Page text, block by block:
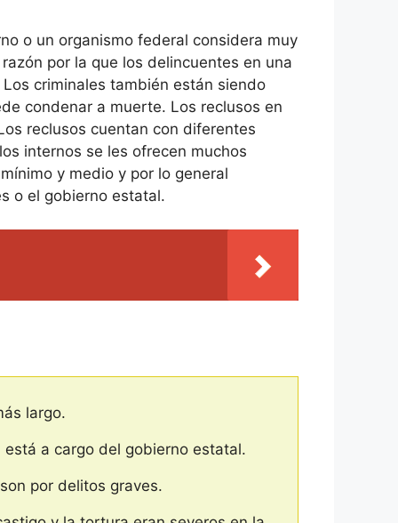
o un organismo federal considera muy
por la que los delincuentes en una
criminales también están siendo
condenar a muerte. Los reclusos en
reclusos cuentan con diferentes
internos se les ofrecen muchos
y medio y por lo general
o el gobierno estatal.
largo.
a cargo del gobierno estatal.
por delitos graves.